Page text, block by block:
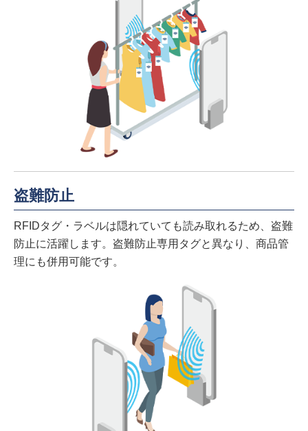
盗難防止
RFIDタグ・ラベルは隠れていても読み取れるため、盗難
防止に活躍します。盗難防止専用タグと異なり、商品管
理にも併用可能です。